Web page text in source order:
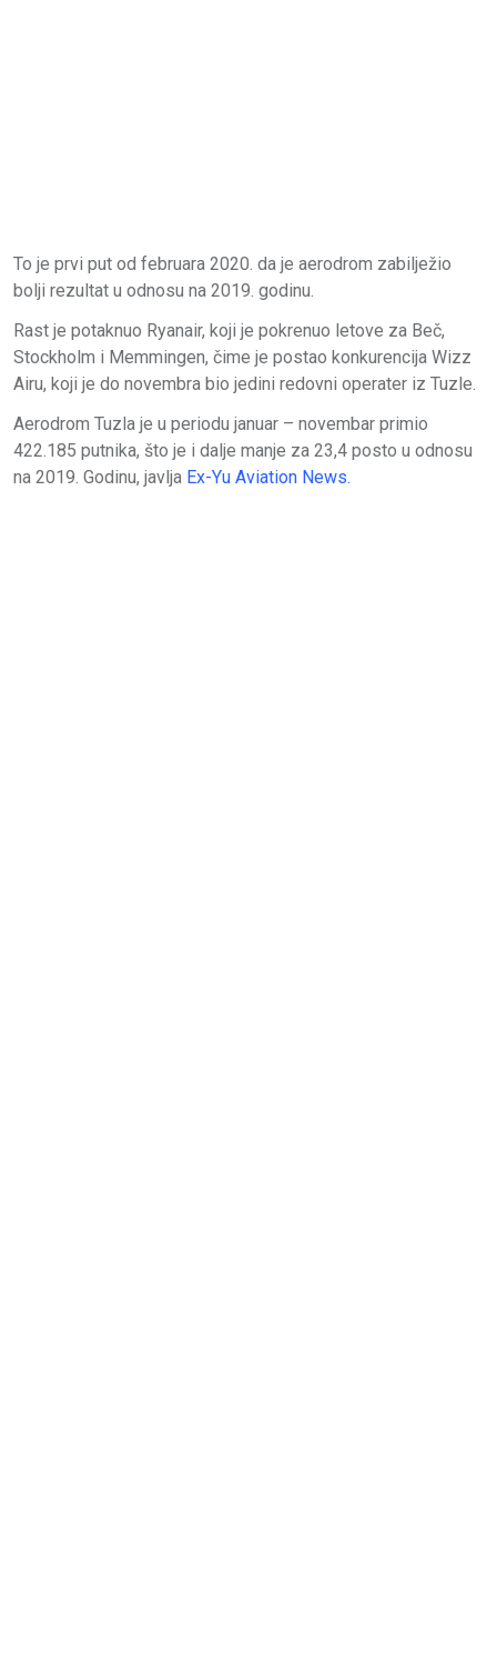
To je prvi put od februara 2020. da je aerodrom zabilježio
bolji rezultat u odnosu na 2019. godinu.
Rast je potaknuo Ryanair, koji je pokrenuo letove za Beč,
Stockholm i Memmingen, čime je postao konkurencija Wizz
Airu, koji je do novembra bio jedini redovni operater iz Tuzle.
Aerodrom Tuzla je u periodu januar – novembar primio
422.185 putnika, što je i dalje manje za 23,4 posto u odnosu
na 2019. Godinu, javlja Ex-Yu Aviation News.